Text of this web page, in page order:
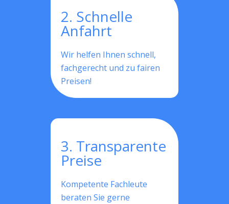
2. Schnelle
Anfahrt
Wir helfen Ihnen schnell,
fachgerecht und zu fairen
Preisen!
3. Transparente
Preise
Kompetente Fachleute
beraten Sie gerne